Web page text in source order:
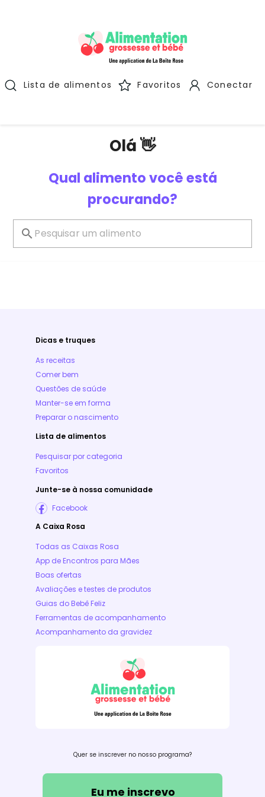
Lista de alimentos Favoritos Conectar
Olá 👋
Qual alimento você está
procurando?
Dicas e truques
As receitas
Comer bem
Questões de saúde
Manter-se em forma
Preparar o nascimento
Lista de alimentos
Pesquisar por categoria
Favoritos
Junte-se à nossa comunidade
Facebook
A Caixa Rosa
Todas as Caixas Rosa
App de Encontros para Mães
Boas ofertas
Avaliações e testes de produtos
Guias do Bebê Feliz
Ferramentas de acompanhamento
Acompanhamento da gravidez
Quer se inscrever no nosso programa?
Eu me inscrevo